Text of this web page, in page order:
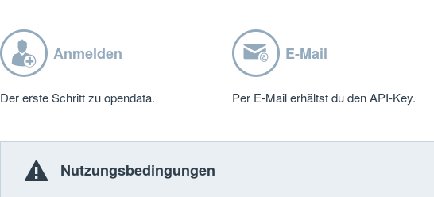
Anmelden
Der erste Schritt zu opendata.
E-Mail
Per E-Mail erhältst du den API-Key.
Nutzungsbedingungen